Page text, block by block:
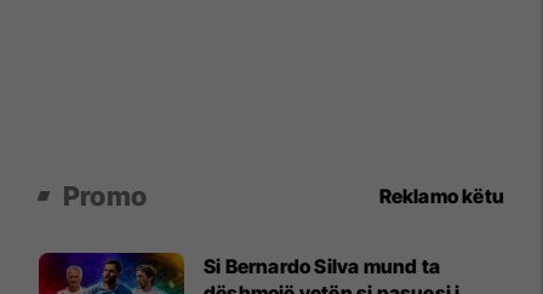
Promo Reklamo këtu
Si Bernardo Silva mund ta